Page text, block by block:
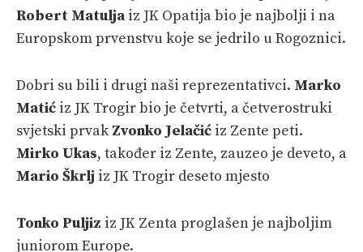
Robert Matulja iz JK Opatija bio je najbolji i na
Europskom prvenstvu koje se jedrilo u Rogoznici.
Dobri su bili i drugi naši reprezentativci. Marko
Matić iz JK Trogir bio je četvrti, a četverostruki
svjetski prvak Zvonko Jelačić iz Zente peti.
Mirko Ukas, također iz Zente, zauzeo je deveto, a
Mario Škrlj iz JK Trogir deseto mjesto
Tonko Puljiz iz JK Zenta proglašen je najboljim
juniorom Europe.